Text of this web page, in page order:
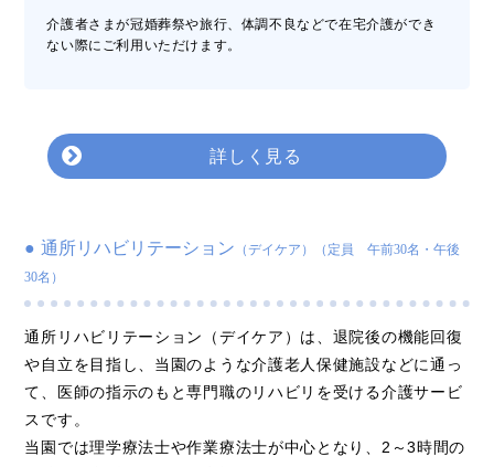
介護者さまが冠婚葬祭や旅行、体調不良などで在宅介護ができ
ない際にご利用いただけます。
詳しく見る
通所リハビリテーション （デイケア）（定員 午前30名・午後
30名）
通所リハビリテーション（デイケア）は、退院後の機能回復
や自立を目指し、当園のような介護老人保健施設などに通っ
て、医師の指示のもと専門職のリハビリを受ける介護サービ
スです。
当園では理学療法士や作業療法士が中心となり、2～3時間の